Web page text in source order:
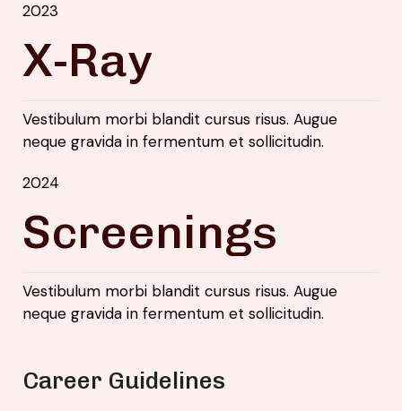
2023
X-Ray
Vestibulum morbi blandit cursus risus. Augue
neque gravida in fermentum et sollicitudin.
2024
Screenings
Vestibulum morbi blandit cursus risus. Augue
neque gravida in fermentum et sollicitudin.
Career Guidelines